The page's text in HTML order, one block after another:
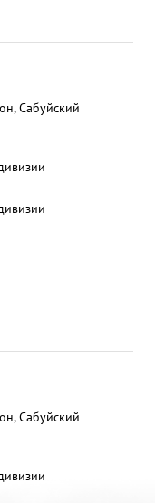
Сабуйский
Сабуйский